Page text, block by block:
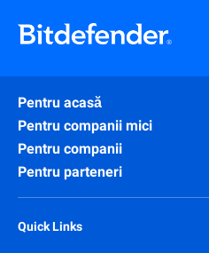
Pentru acasă
Pentru companii mici
Pentru companii
Pentru parteneri
Quick Links